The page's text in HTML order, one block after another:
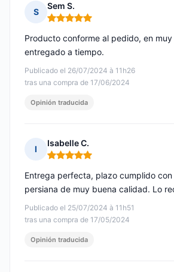
S
Sem S.
Nota: 5 de 5
Publicado el 26/07/2024 à 11h26
tras una compra de 17/06/2024
Producto conforme al pedido, en
entregado a tiempo.
Opinión traducida
I
Isabelle C.
Nota: 5 de 5
Publicado el 25/07/2024 à 11h51
tras una compra de 17/05/2024
Entrega perfecta, plazo cumplido
persiana de muy buena calidad. Lo
Opinión traducida